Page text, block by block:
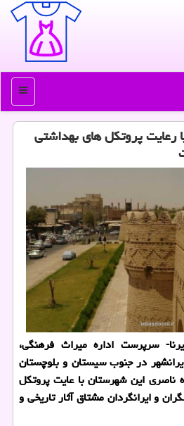
منو
رعایت پروتكل های بهداشتی
سرپرست اداره میراث فرهنگی،
در جنوب سیستان و بلوچستان
ناصری این شهرستان با عایت پروتکل
و ایرانگردان مشتاق آثار تاریخی و